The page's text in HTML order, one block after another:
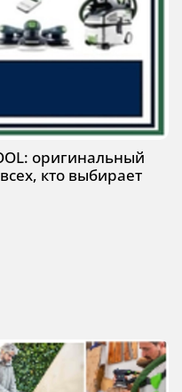
оригинальный
кто выбирает